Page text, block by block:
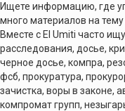
Ищете информацию, где
много материалов на
Вместе с El Umiti часто
расследования, досье,
черное досье, компра,
фсб, прокуратура,
зачистка, воры в законе,
компромат групп,